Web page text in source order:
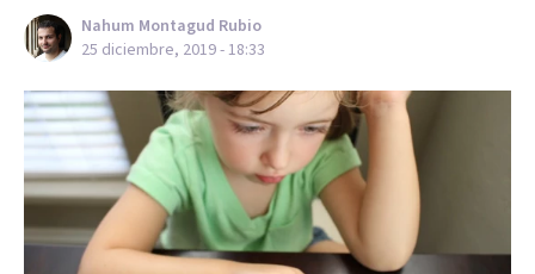
Nahum Montagud Rubio
25 diciembre, 2019 - 18:33